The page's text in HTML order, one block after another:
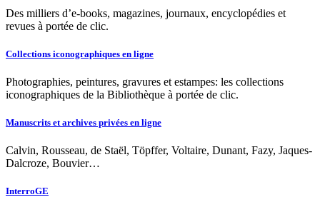
Des milliers d’e-books, magazines, journaux, encyclopédies et
revues à portée de clic.
Collections iconographiques en ligne
Photographies, peintures, gravures et estampes: les collections
iconographiques de la Bibliothèque à portée de clic.
Manuscrits et archives privées en ligne
Calvin, Rousseau, de Staël, Töpffer, Voltaire, Dunant, Fazy, Jaques-
Dalcroze, Bouvier…
InterroGE